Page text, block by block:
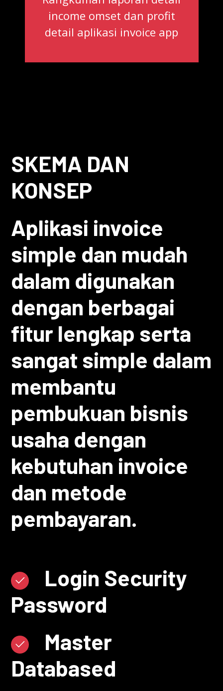
income omset dan profit
detail aplikasi invoice app
SKEMA DAN
KONSEP
Aplikasi invoice
simple dan mudah
dalam digunakan
dengan berbagai
fitur lengkap serta
sangat simple dalam
membantu
pembukuan bisnis
usaha dengan
kebutuhan invoice
dan metode
pembayaran.
Login Security
Password
Master
Databased